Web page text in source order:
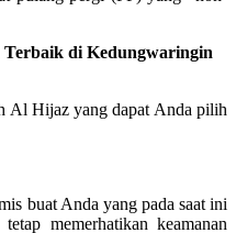
di Kedungwaringin
Al Hijaz yang dapat Anda pilih
buat Anda yang pada saat ini
memerhatikan keamanan